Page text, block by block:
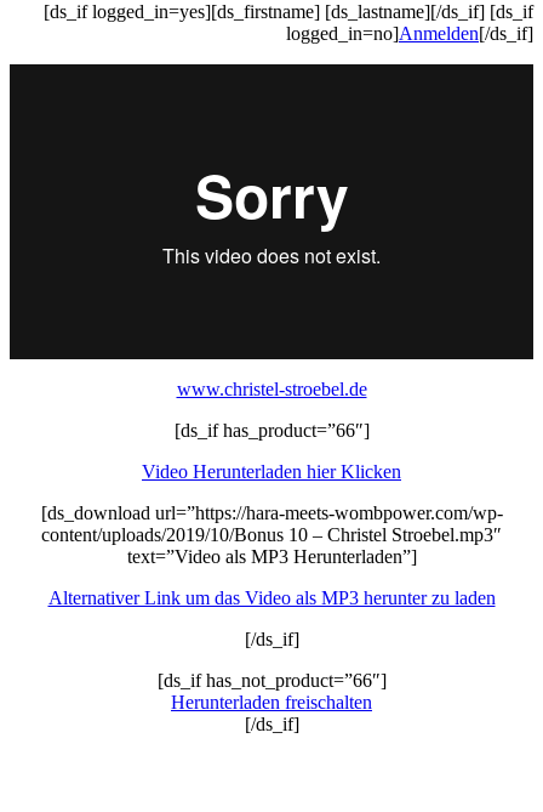
[ds_if logged_in=yes][ds_firstname] [ds_lastname][/ds_if] [ds_if
logged_in=no]Anmelden[/ds_if]
www.christel-stroebel.de
[ds_if has_product=”66″]
Video Herunterladen hier Klicken
[ds_download url=”https://hara-meets-wombpower.com/wp-
content/uploads/2019/10/Bonus 10 – Christel Stroebel.mp3″
text=”Video als MP3 Herunterladen”]
Alternativer Link um das Video als MP3 herunter zu laden
[/ds_if]
[ds_if has_not_product=”66″]
Herunterladen freischalten
[/ds_if]